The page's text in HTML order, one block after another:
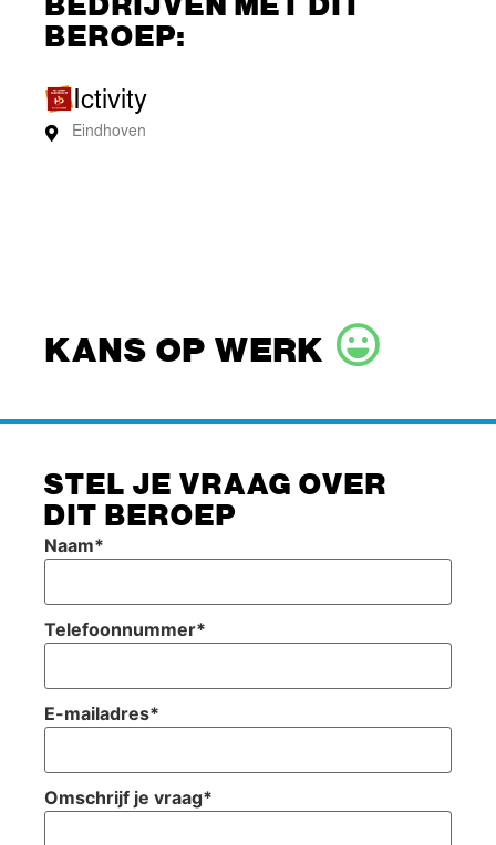
BEROEP:
Ictivity
Eindhoven
KANS OP WERK
STEL JE VRAAG OVER
DIT BEROEP
Naam*
Telefoonnummer*
E-mailadres*
Omschrijf je vraag*